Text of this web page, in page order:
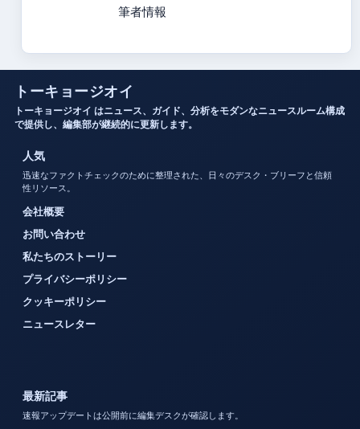
筆者情報
トーキョージオイ
トーキョージオイ はニュース、ガイド、分析をモダンなニュースルーム構成
で提供し、編集部が継続的に更新します。
人気
迅速なファクトチェックのために整理された、日々のデスク・ブリーフと信頼
性リソース。
会社概要
お問い合わせ
私たちのストーリー
プライバシーポリシー
クッキーポリシー
ニュースレター
最新記事
速報アップデートは公開前に編集デスクが確認します。